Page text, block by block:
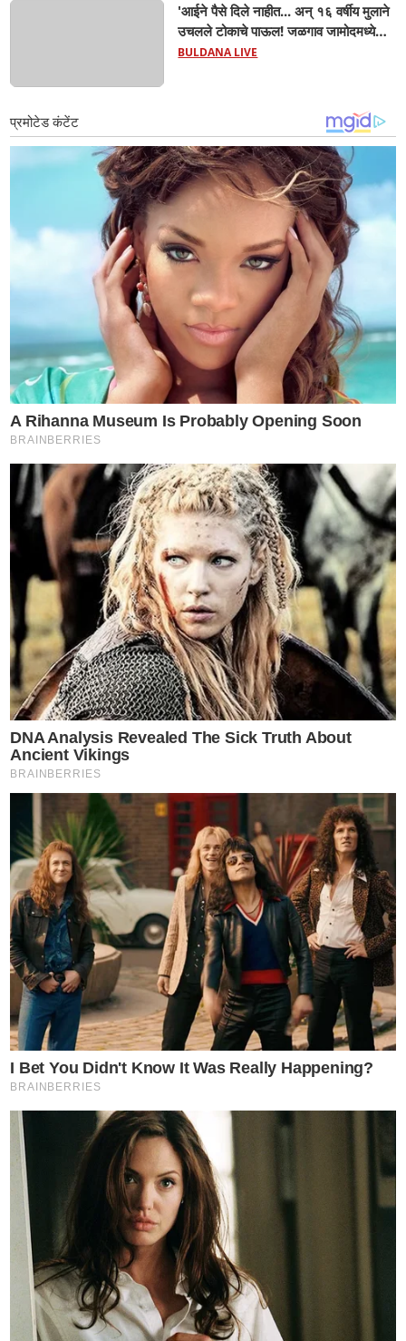
'आईने पैसे दिले नाहीत... अन् १६ वर्षीय मुलाने
उचलले टोकाचे पाऊल! जळगाव जामोदमध्ये
खळबळ'! मुलांमधली सहनशीलता संपली काय?
BULDANA LIVE